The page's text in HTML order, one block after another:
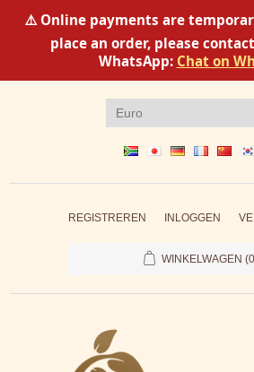
⚠️ Online payments are
place an order, please
WhatsApp: Chat on
REGISTREREN INLOGGEN
WINKELWAGEN